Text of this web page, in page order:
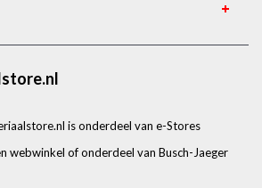
is onderdeel van e-Stores
webwinkel of onderdeel van Busch-Jaeger